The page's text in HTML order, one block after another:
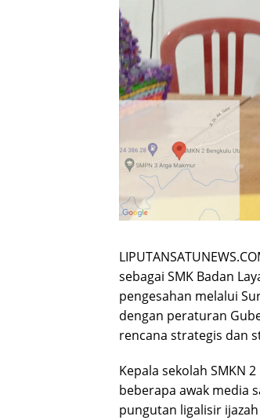
sebagai SMK Badan
pengesahan melalui
dengan peraturan
rencana strategis dan
Kepala sekolah SMKN
beberapa awak media
pungutan ligalisir